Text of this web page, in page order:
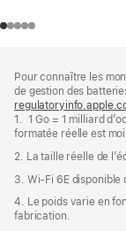
de
page
de
bas
de
page
Pour connaître les
de gestion des
1. 1 Go = 1 milliard
formatée réelle est
2. La taille réelle de
3. Wi-Fi 6E disponible
4. Le poids varie en
fabrication.